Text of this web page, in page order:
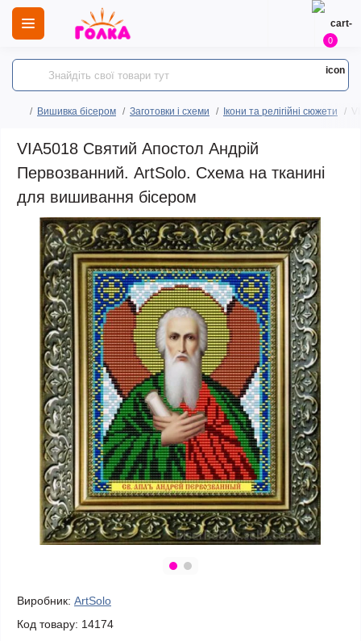
0
Вишивка бісером Заготовки і схеми Ікони та релігійні сюжети
VIA5018 Святий Апостол Андрій
Первозванний. ArtSolo. Схема на тканині
для вишивання бісером
Виробник: ArtSolo
Код товару: 14174